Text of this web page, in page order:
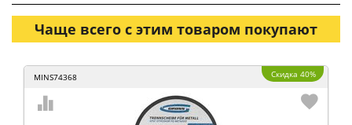
Чаще всего с этим товаром покупают
MINS74368 Скидка 40%